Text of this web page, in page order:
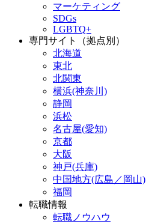
マーケティング
SDGs
LGBTQ+
専門サイト（拠点別）
北海道
東北
北関東
横浜(神奈川)
静岡
浜松
名古屋(愛知)
京都
大阪
神戸(兵庫)
中国地方(広島／岡山)
福岡
転職情報
転職ノウハウ